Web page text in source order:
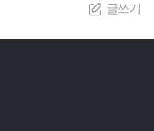
글쓰기